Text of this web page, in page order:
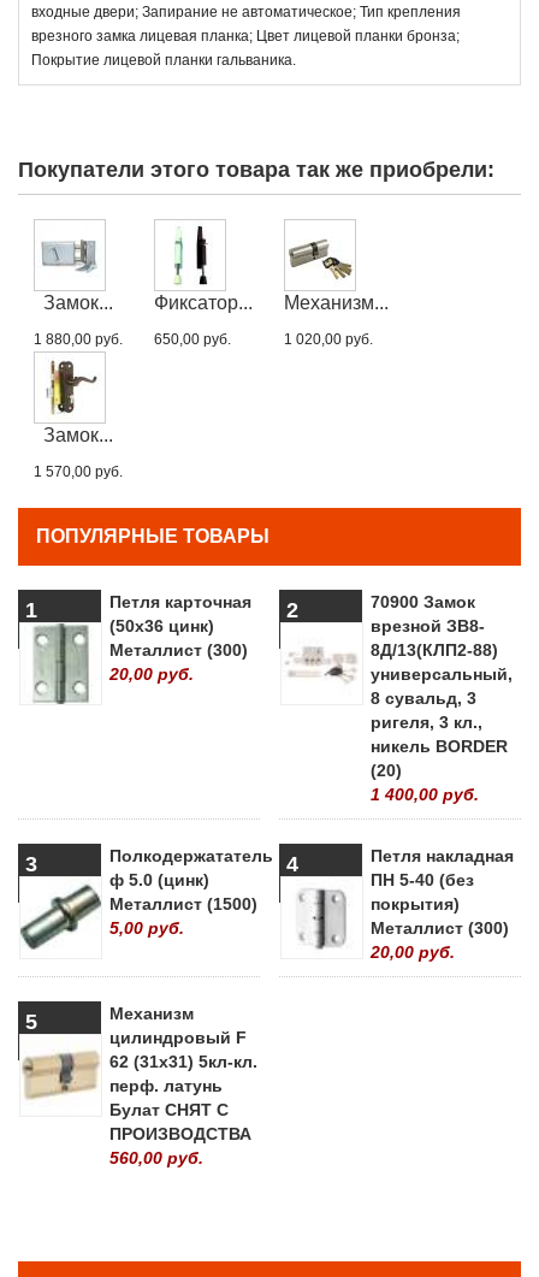
входные двери; Запирание не автоматическое; Тип крепления
врезного замка лицевая планка; Цвет лицевой планки бронза;
Покрытие лицевой планки гальваника.
Покупатели этого товара так же приобрели:
Замок...
1 880,00 руб.
Фиксатор...
650,00 руб.
Механизм...
1 020,00 руб.
Замок...
1 570,00 руб.
ПОПУЛЯРНЫЕ ТОВАРЫ
1
Петля карточная
(50х36 цинк)
Металлист (300)
20,00 руб.
2
70900 Замок
врезной ЗВ8-
8Д/13(КЛП2-88)
универсальный,
8 сувальд, 3
ригеля, 3 кл.,
никель BORDER
(20)
1 400,00 руб.
3
Полкодержататель
ф 5.0 (цинк)
Металлист (1500)
5,00 руб.
4
Петля накладная
ПН 5-40 (без
покрытия)
Металлист (300)
20,00 руб.
5
Механизм
цилиндровый F
62 (31х31) 5кл-кл.
перф. латунь
Булат СНЯТ С
ПРОИЗВОДСТВА
560,00 руб.